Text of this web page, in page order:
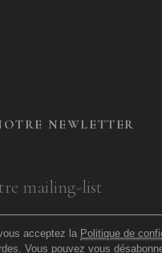
NEWLETTER
acceptez la Politique de
. Vous pouvez vous